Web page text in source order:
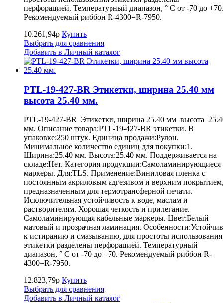
перфорацией. Температурный диапазон, ° С от -70 до +70.
Рекомендуемый риббон R-4300=R-7950.
10.261,94р Купить
Выбрать для сравнения
Добавить в Личный каталог
PTL-19-427-BR Этикетки, ширина 25.40 мм
высота 25.40 мм.
PTL-19-427-BR Этикетки, ширина 25.40 мм высота
мм. Описание товара:PTL-19-427-BR этикетки. В
упаковке:250 штук. Единица продажи:Рулон.
Минимальное количество единиц для покупки:1.
Ширина:25.40 мм. Высота:25.40 мм. Поддерживается на
складе:Нет. Категория продукции:Самоламинирующиеся
маркеры. Для:TLS. Применение:Виниловая пленка с
постоянным акриловым адгезивом и верхним покрытием,
предназначенным для термотрансферной печати.
Исключительная устойчивость к воде, маслам и
растворителям. Хорошая четкость и прилегание.
Самоламинирующая кабельные маркеры. Цвет:Белый
матовый и прозрачная ламинация. Особенности:Устойчив
к истиранию и смазыванию, для простоты использования
этикетки разделены перфорацией. Температурный
диапазон, ° С от -70 до +70. Рекомендуемый риббон R-
4300=R-7950.
12.823,79р Купить
Выбрать для сравнения
Добавить в Личный каталог